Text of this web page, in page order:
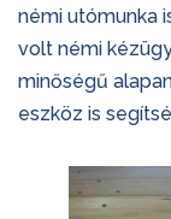
némi utómunka
volt némi
minőségű
eszköz is